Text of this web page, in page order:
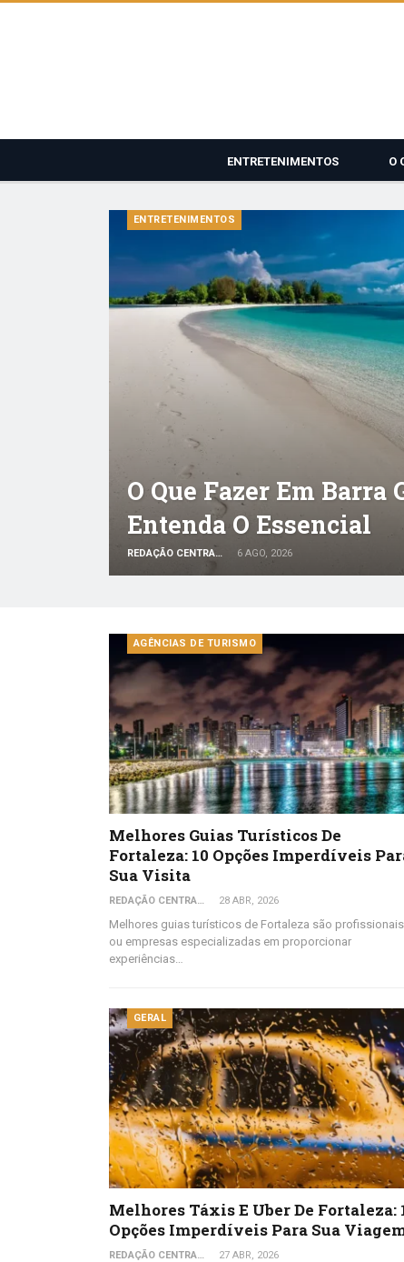
ENTRETENIMENTOS O
ENTRETENIMENTOS
O Que Fazer Em Barra
Entenda O Essencial
REDAÇÃO CENTRAL DO VIAJANTE 6 AGO, 2026
AGÊNCIAS DE TURISMO
Melhores Guias Turísticos De
Fortaleza: 10 Opções Imperdíveis
Sua Visita
REDAÇÃO CENTRAL DO VIAJANTE 28 ABR, 2026
Melhores guias turísticos de Fortaleza são profissionais
ou empresas especializadas em proporcionar
experiências…
GERAL
Melhores Táxis E Uber De Fortaleza:
Opções Imperdíveis Para Sua
REDAÇÃO CENTRAL DO VIAJANTE 27 ABR, 2026